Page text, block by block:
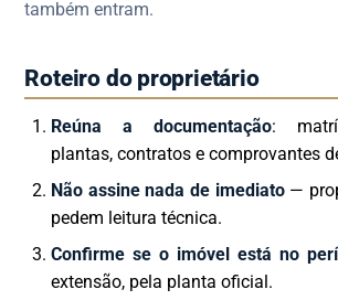
também entram.
Roteiro do proprietário
Reúna a documentação:
plantas, contratos e comprovantes
Não assine nada de imediato—
pedem leitura técnica.
Confirme se o imóvel está no
extensão, pela planta oficial.